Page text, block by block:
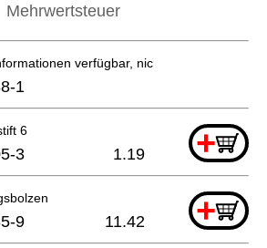
Mehrwertsteuer
verfügbar, nicht bestellbar
1
6 +
3 1.19
+
9 11.42